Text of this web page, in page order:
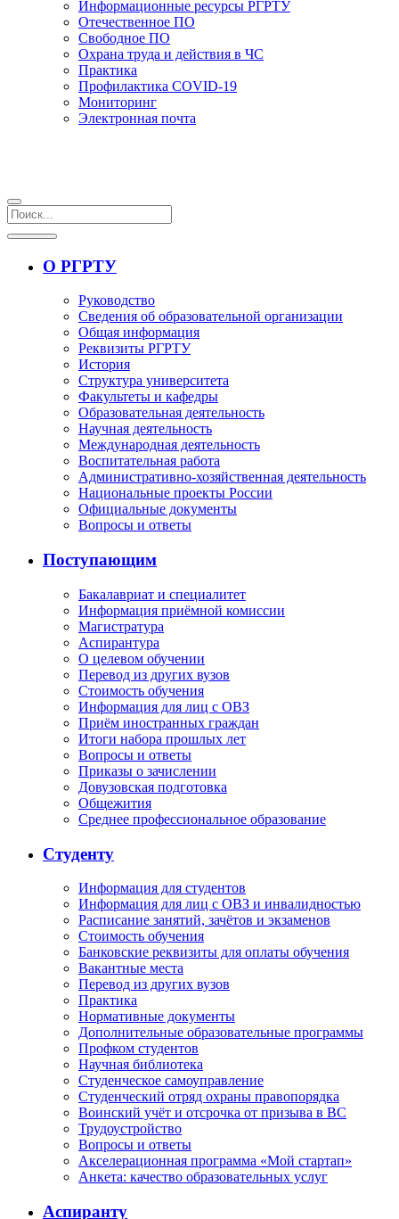
Информационные ресурсы РГРТУ
Отечественное ПО
Свободное ПО
Охрана труда и действия в ЧС
Практика
Профилактика COVID-19
Мониторинг
Электронная почта
О РГРТУ
Руководство
Сведения об образовательной организации
Общая информация
Реквизиты РГРТУ
История
Структура университета
Факультеты и кафедры
Образовательная деятельность
Научная деятельность
Международная деятельность
Воспитательная работа
Административно-хозяйственная деятельность
Национальные проекты России
Официальные документы
Вопросы и ответы
Поступающим
Бакалавриат и специалитет
Информация приёмной комиссии
Магистратура
Аспирантура
О целевом обучении
Перевод из других вузов
Стоимость обучения
Информация для лиц с ОВЗ
Приём иностранных граждан
Итоги набора прошлых лет
Вопросы и ответы
Приказы о зачислении
Довузовская подготовка
Общежития
Среднее профессиональное образование
Студенту
Информация для студентов
Информация для лиц с ОВЗ и инвалидностью
Расписание занятий, зачётов и экзаменов
Стоимость обучения
Банковские реквизиты для оплаты обучения
Вакантные места
Перевод из других вузов
Практика
Нормативные документы
Дополнительные образовательные программы
Профком студентов
Научная библиотека
Студенческое самоуправление
Студенческий отряд охраны правопорядка
Воинский учёт и отсрочка от призыва в ВС
Трудоустройство
Вопросы и ответы
Акселерационная программа «Мой стартап»
Анкета: качество образовательных услуг
Аспиранту